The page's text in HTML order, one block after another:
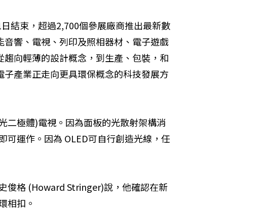
結束，超過2,700個參展廠商推出最新數
音響、電視、列印及照相器材、電子遊戲
趨向輕薄的設計概念，到生產、包裝，和
子產業正走向更具環保概念的科技發展方
二極體)電視。因為面板的光散射架構消
可運作。因為 OLED可自行創造光線，任
俊格 (Howard Stringer)說，他確認在新
相扣。